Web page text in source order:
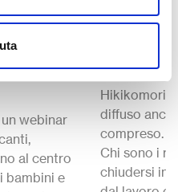
per
webinar
al centro
bambini e
ragazzi
Hikikomori
diffuso
compreso.
Chi sono i
chiudersi in